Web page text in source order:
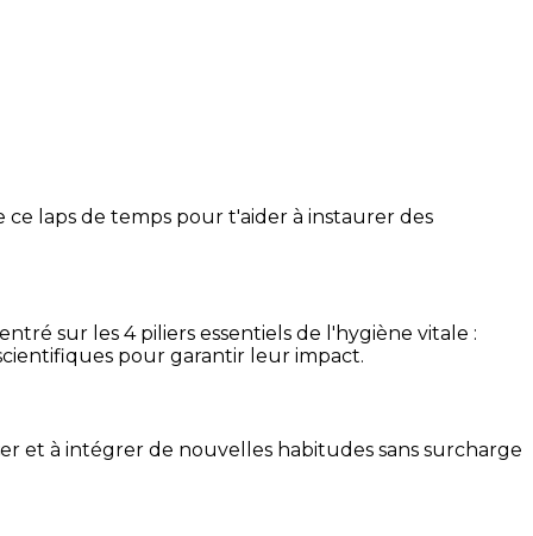
laps de temps pour t'aider à instaurer des
sur les 4 piliers essentiels de l'hygiène vitale :
pour garantir leur impact.
et à intégrer de nouvelles habitudes sans surcharge